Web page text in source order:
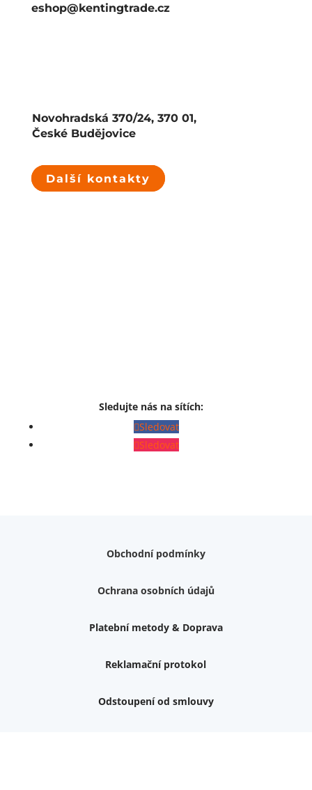
eshop@kentingtrade.cz
Novohradská 370/24, 370 01,
České Budějovice
Další kontakty
Sledujte nás na sítích:
Sledovat
Sledovat
Obchodní podmínky
Ochrana osobních údajů
Platební metody & Doprava
Reklamační protokol
Odstoupení od smlouvy